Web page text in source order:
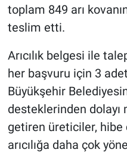
toplam 849 arı
teslim etti.
Arıcılık belgesi ile
her başvuru için 3
Büyükşehir
desteklerinden
getiren üreticiler, hibe
arıcılığa daha çok